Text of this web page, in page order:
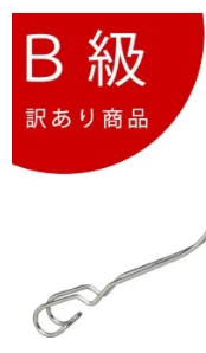
未分類 2024年12月19日
お知らせ
2024年12月12日